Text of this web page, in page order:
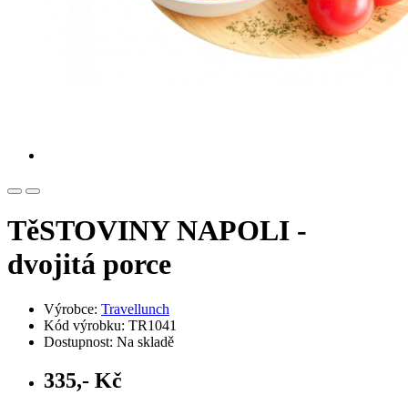
TěSTOVINY NAPOLI -
dvojitá porce
Výrobce: Travellunch
Kód výrobku: TR1041
Dostupnost: Na skladě
335,- Kč